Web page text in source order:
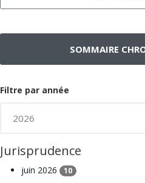
SOMMAIRE
Filtre par année
Jurisprudence
juin 2026 10